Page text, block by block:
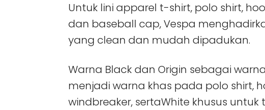
Untuk lini apparel t-shirt, polo shirt,
dan baseball cap, Vespa
yang clean dan mudah dipadukan.
Warna Black dan Origin sebagai
menjadi warna khas pada polo shirt,
windbreaker, sertaWhite khusus untuk